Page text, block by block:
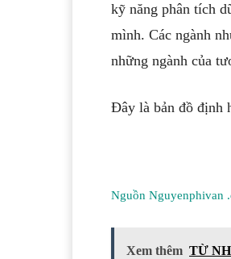
kỹ năng phân tích
mình. Các ngành
những ngành của
Đây là bản đồ định
Nguồn Nguyenphivan
Xem thêm TỪ